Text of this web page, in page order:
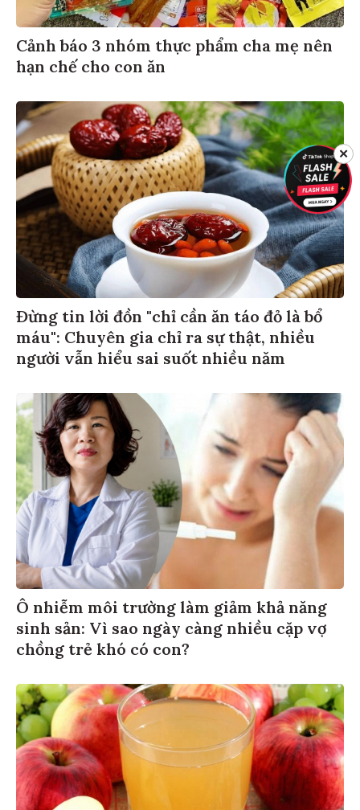
Cảnh báo 3 nhóm thực phẩm cha mẹ nên
hạn chế cho con ăn
Đừng tin lời đồn "chỉ cần ăn táo đỏ là bổ
máu": Chuyên gia chỉ ra sự thật, nhiều
người vẫn hiểu sai suốt nhiều năm
Ô nhiễm môi trường làm giảm khả năng
sinh sản: Vì sao ngày càng nhiều cặp vợ
chồng trẻ khó có con?
✕